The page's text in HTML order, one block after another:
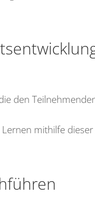
den
mithilfe